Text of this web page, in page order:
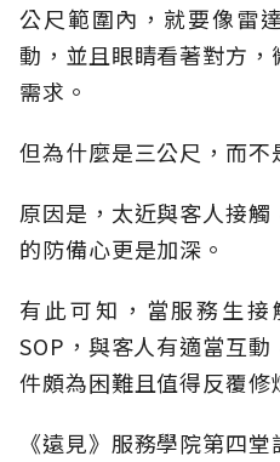
公尺範圍內，就要像雷
動，並且眼睛看著對方
需求。
但為什麼是三公尺，而不
原因是，太近與客人接
的防備心更是加深。
有此可知，當服務生
SOP，與客人有適當互
件頗為困難且值得反覆修
《遠見》服務學院第四